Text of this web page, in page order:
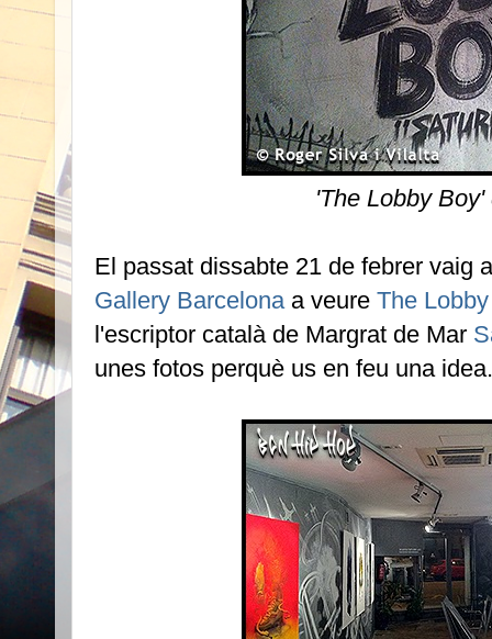
'The Lobby
El passat dissabte 21 de febrer vaig
Gallery Barcelona a veure The
l'escriptor català de Margrat de Mar
unes fotos perquè us en feu una idea.